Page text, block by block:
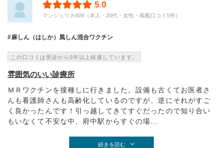
5.0
マンジュリカ609（本人・20代・女性・掲載口コミ5件）
麻しん（はしか）風しん混合ワクチン
この口コミは受診から5年以上経過しています。
雰囲気のいい診療所
ＭＲワクチンを接種しに行きました。設備も古くてお医者さ
んも看護師さんも高齢化しているのですが、逆にそれがすご
く良かったんです！引っ越してきてすぐだったので知り合い
もいなくて不安な中、府中駅からすぐの場...
続きを読む